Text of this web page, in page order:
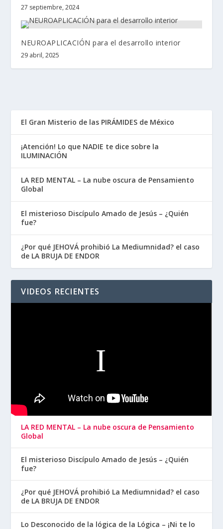
27 septiembre, 2024
NEUROAPLICACIÓN para el desarrollo interior
29 abril, 2025
El Gran Misterio de las PIRÁMIDES de México
¡Atención! Lo que NADIE te dice sobre la
ILUMINACIÓN
LA RED MENTAL – La nube oscura de Pensamiento
Global
El misterioso Discípulo Amado de Jesús – ¿Quién
fue?
¿Por qué JEHOVÁ prohibió La Mediumnidad? el caso
de LA BRUJA DE ENDOR
VIDEOS RECIENTES
LA RED MENTAL – La nube oscura de Pensamiento
Global
El misterioso Discípulo Amado de Jesús – ¿Quién
fue?
¿Por qué JEHOVÁ prohibió La Mediumnidad? el caso
de LA BRUJA DE ENDOR
Lo Desconocido de la lógica de la Lógica – ¡Ni te lo